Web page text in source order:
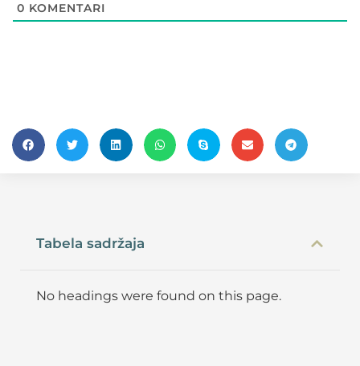
0 KOMENTARI
Tabela sadržaja
No headings were found on this page.